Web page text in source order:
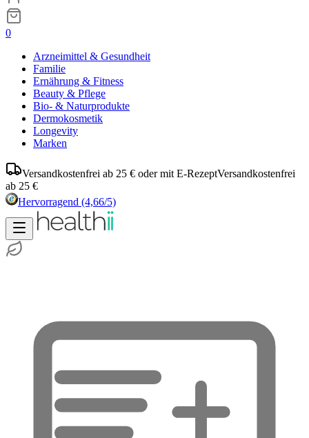
0
Arzneimittel & Gesundheit
Familie
Ernährung & Fitness
Beauty & Pflege
Bio- & Naturprodukte
Dermokosmetik
Longevity
Marken
Versandkostenfrei ab 25 € oder mit E-RezeptVersandkostenfrei
ab 25 €
Hervorragend (4,66/5)